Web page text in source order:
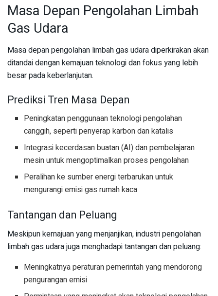
Masa Depan Pengolahan Limbah
Gas Udara
Masa depan pengolahan limbah gas udara diperkirakan akan
ditandai dengan kemajuan teknologi dan fokus yang lebih
besar pada keberlanjutan.
Prediksi Tren Masa Depan
Peningkatan penggunaan teknologi pengolahan
canggih, seperti penyerap karbon dan katalis
Integrasi kecerdasan buatan (AI) dan pembelajaran
mesin untuk mengoptimalkan proses pengolahan
Peralihan ke sumber energi terbarukan untuk
mengurangi emisi gas rumah kaca
Tantangan dan Peluang
Meskipun kemajuan yang menjanjikan, industri pengolahan
limbah gas udara juga menghadapi tantangan dan peluang:
Meningkatnya peraturan pemerintah yang mendorong
pengurangan emisi